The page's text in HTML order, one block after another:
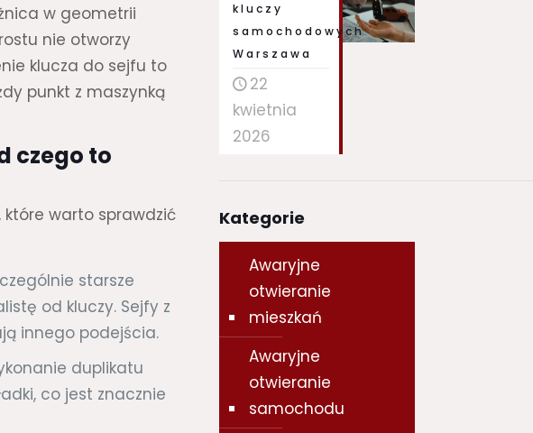
w geometrii
nie otworzy
klucza do sejfu to
punkt z maszynką
czego to
które warto sprawdzić
starsze
od kluczy. Sejfy z
innego podejścia.
duplikatu
co jest znacznie
kluczy
samochodowych
Warszawa
22
kwietnia
2026
Kategorie
Awaryjne
otwieranie
mieszkań
Awaryjne
otwieranie
samochodu